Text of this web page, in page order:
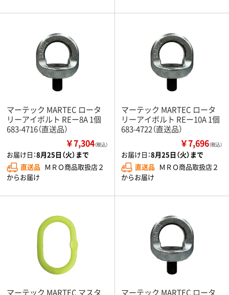
マーテック MARTEC ロータ
リーアイボルト REー8A 1個
683-4716（直送品）
￥7,304（税込）
お届け日：8月25日（火）まで
直送品 ＭＲＯ商品取扱店２
からお届け
マーテック MARTEC ロータ
リーアイボルト REー10A 1個
683-4722（直送品）
￥7,696（税込）
お届け日：8月25日（火）まで
直送品 ＭＲＯ商品取扱店２
からお届け
マーテック MARTEC マスタ
マーテック MARTEC ロータ